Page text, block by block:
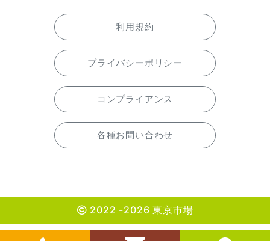
利用規約
プライバシーポリシー
コンプライアンス
各種お問い合わせ
2022 -2026 東京市場